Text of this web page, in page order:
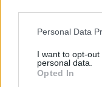
Please note that this
not limited to your
grant or deny
use your data for
Personal Data
I want to opt-
personal data.
Opted In
metallina
medicazione
medicazione